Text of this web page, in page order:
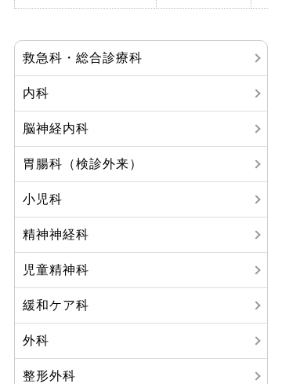
救急科・総合診療科
内科
脳神経内科
胃腸科（検診外来）
小児科
精神神経科
児童精神科
緩和ケア科
外科
整形外科